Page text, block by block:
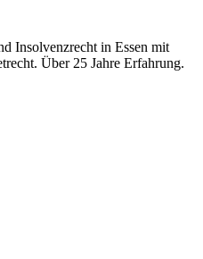
Insolvenzrecht in Essen mit
Über 25 Jahre Erfahrung.